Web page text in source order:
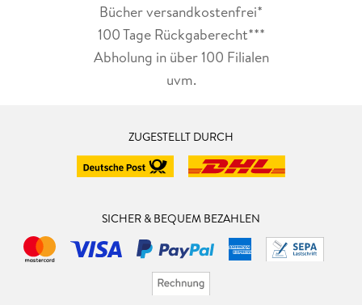
Bücher versandkostenfrei*
100 Tage Rückgaberecht***
Abholung in über 100 Filialen
uvm.
ZUGESTELLT DURCH
SICHER & BEQUEM BEZAHLEN